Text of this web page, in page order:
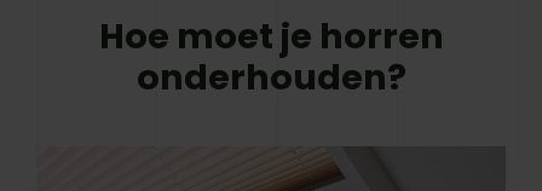
Hoe moet je horren
onderhouden?